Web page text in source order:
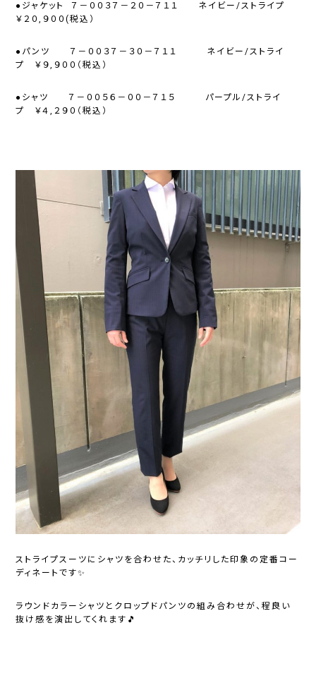
●ジャケット ７－００３７－２０－７１１ ネイビー/ストライプ
￥２０,９００(税込）
●パンツ ７－００３７－３０－７１１ ネイビー/ストライ
プ ￥９,９００（税込）
●シャツ ７－００５６－００－７１５ パープル/ストライ
プ ￥４,２９０（税込）
ストライプスーツにシャツを合わせた、カッチリした印象の定番コー
ディネートです✨
ラウンドカラーシャツとクロップドパンツの組み合わせが、程良い
抜け感を演出してくれます🎵